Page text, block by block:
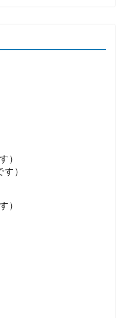
）
す）
）